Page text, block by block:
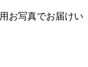
お写真でお届けい